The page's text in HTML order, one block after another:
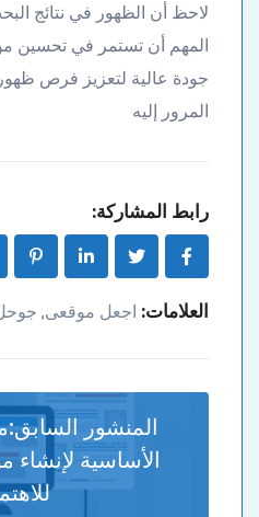
لاحظ أن الظهور في نتائج
المهم أن تستمر في تحسين
جودة عالية لتعزيز فرص
المرور إليه
رابط المشاركة:
العلامات: اجعل موقعى,
المنشور السابق:
الأساسية لإنشاء